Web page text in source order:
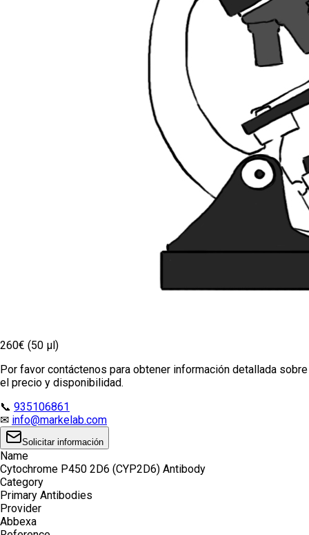
260€ (50 µl)
Por favor contáctenos para obtener información detallada sobre
el precio y disponibilidad.
📞 935106861
✉ info@markelab.com
Solicitar información
Name
Cytochrome P450 2D6 (CYP2D6) Antibody
Category
Primary Antibodies
Provider
Abbexa